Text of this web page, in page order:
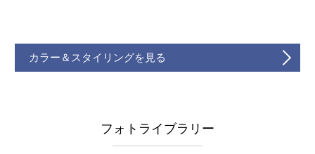
カラー＆スタイリングを見る
フォトライブラリー